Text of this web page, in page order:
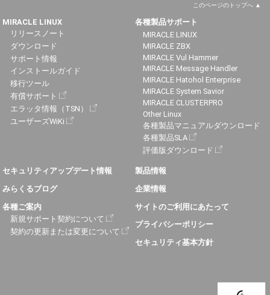
このページのトップへ
MIRACLE LINUX
リリースノート
ダウンロード
サポート情報
インストールガイド
移行ツール
有償サポート
エラッタ情報（TSN）
ユーザーズWiKi
各種製品サポート
MIRACLE LINUX
MIRACLE ZBX
MIRACLE Vul Hammer
MIRACLE Message Handler
MIRACLE Hatohol Enterprise
MIRACLE System Savior
MIRACLE CLUSTERPRO
Other Linux
各種製品マニュアルダウンロード
各種製品SLA
評価版ダウンロード
セキュリティアップデート情報
みらくるブログ
各種ご案内
新規サポート契約について
契約の更新または変更について
製品情報
企業情報
サイトのご利用にあたって
プライバシーポリシー
セキュリティ基本方針